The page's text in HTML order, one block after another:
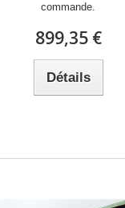
commande.
899,35 €
Détails